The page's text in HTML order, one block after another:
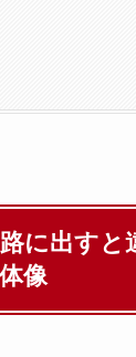
に出すと
像